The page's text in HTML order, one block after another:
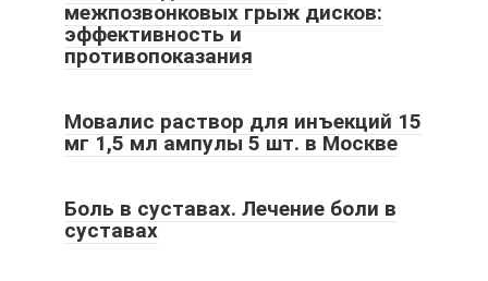
межпозвонковых грыж дисков:
эффективность и
противопоказания
Мовалис раствор для инъекций 15
мг 1,5 мл ампулы 5 шт. в Москве
Боль в суставах. Лечение боли в
суставах